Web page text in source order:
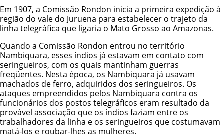
Em 1907, a Comissão Rondon inicia a primeira expedição à
região do vale do Juruena para estabelecer o trajeto da
linha telegráfica que ligaria o Mato Grosso ao Amazonas.
Quando a Comissão Rondon entrou no território
Nambiquara, esses índios já estavam em contato com
seringueiros, com os quais mantinham guerras
freqüentes. Nesta época, os Nambiquara já usavam
machados de ferro, adquiridos dos seringueiros. Os
ataques empreendidos pelos Nambiquara contra os
funcionários dos postos telegráficos eram resultado da
provável associação que os índios faziam entre os
trabalhadores da linha e os seringueiros que costumavam
matá-los e roubar-lhes as mulheres.